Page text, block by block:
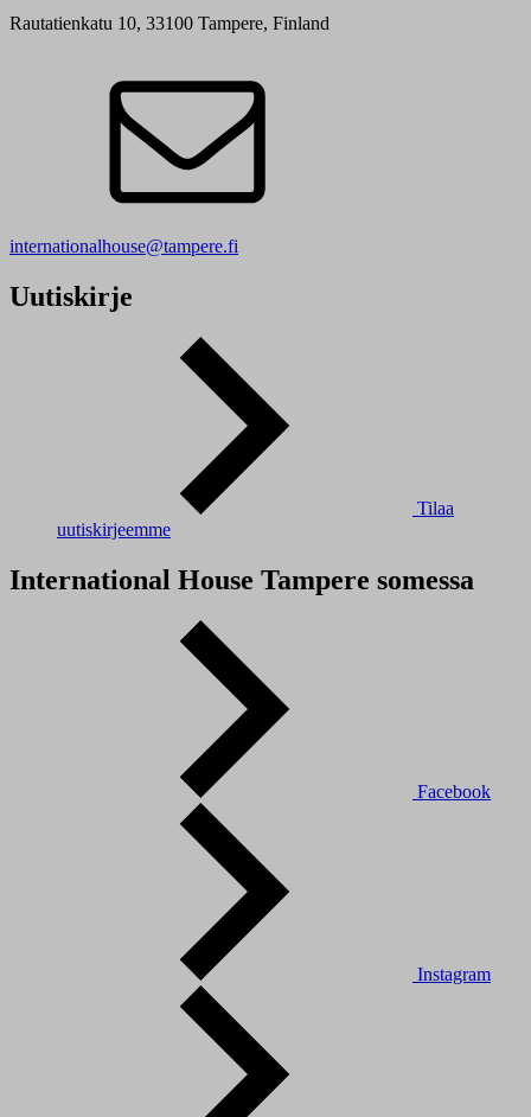
Rautatienkatu 10, 33100 Tampere, Finland
internationalhouse@tampere.fi
Uutiskirje
Tilaa
uutiskirjeemme
International House Tampere somessa
Facebook
Instagram